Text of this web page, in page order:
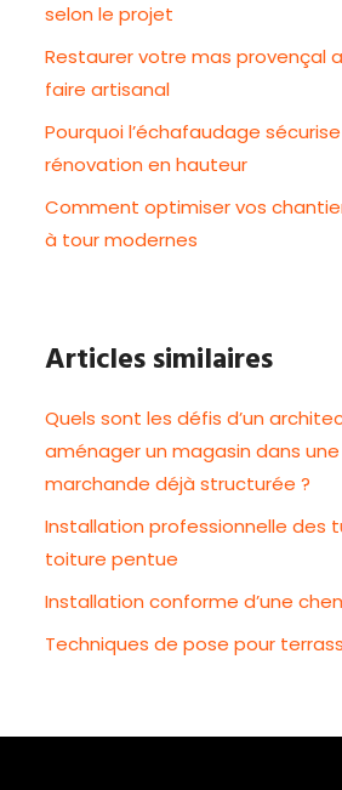
selon le projet
Restaurer votre mas provençal
faire artisanal
Pourquoi l’échafaudage
rénovation en hauteur
Comment optimiser vos
à tour modernes
Articles similaires
Quels sont les défis d’un
aménager un magasin dans
marchande déjà structurée ?
Installation professionnelle des
toiture pentue
Installation conforme d’une
Techniques de pose pour